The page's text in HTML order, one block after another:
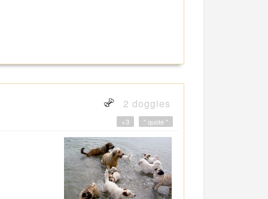
2 doggies
" quote "
+3